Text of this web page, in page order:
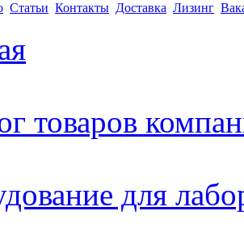
Статьи Контакты Доставка Лизинг
товаров
для